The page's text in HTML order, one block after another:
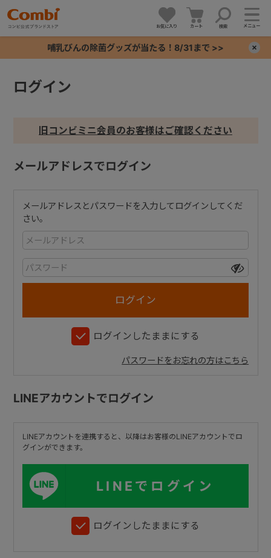
お気に入り カート 検索 メニュー
哺乳びんの除菌グッズが当たる！8/31まで >>
ログイン
旧コンビミニ会員のお客様はご確認ください
メールアドレスでログイン
メールアドレスとパスワードを入力してログインしてくだ
さい。
ログインしたままにする
パスワードをお忘れの方はこちら
LINEアカウントでログイン
LINEアカウントを連携すると、以降はお客様のLINEアカウントでロ
グインができます。
LINEでログイン
ログインしたままにする